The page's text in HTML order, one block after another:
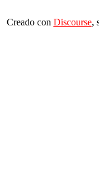
Creado con Discourse,